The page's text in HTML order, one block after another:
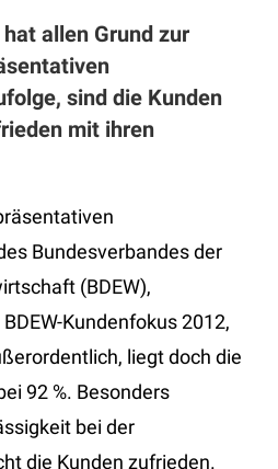
allen Grund zur
sind die Kunden
mit ihren
Bundesverbandes der
(BDEW),
Kundenfokus 2012,
liegt doch die
92 %. Besonders
bei der
die Kunden zufrieden.